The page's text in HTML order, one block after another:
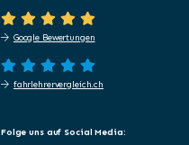
Google Bewertungen
fahrlehrervergleich.ch
Folge uns auf Social Media: